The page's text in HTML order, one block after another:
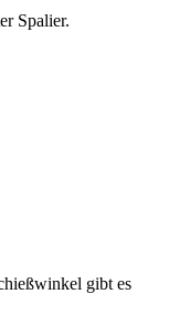
Spalier.
gibt es